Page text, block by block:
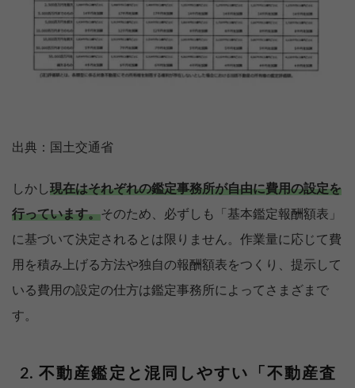
出典：国土交通省
しかし現在はそれぞれの鑑定事務所が自由に費用の設定を
行っています。そのため、必ずしも「基本鑑定報酬額表」
に基づいて決定されるとは限りません。作業量に応じて費
用を積み上げる方法や独自の報酬額表をつくり、提示して
いる費用の設定の仕方は鑑定事務所によってさまざまで
す。
不動産鑑定と混同しやすい「不動産査